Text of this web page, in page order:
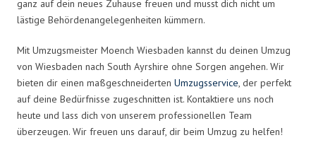
ganz auf dein neues Zuhause freuen und musst dich nicht um
lästige Behördenangelegenheiten kümmern.
Mit Umzugsmeister Moench Wiesbaden kannst du deinen Umzug
von Wiesbaden nach South Ayrshire ohne Sorgen angehen. Wir
bieten dir einen maßgeschneiderten Umzugsservice, der perfekt
auf deine Bedürfnisse zugeschnitten ist. Kontaktiere uns noch
heute und lass dich von unserem professionellen Team
überzeugen. Wir freuen uns darauf, dir beim Umzug zu helfen!